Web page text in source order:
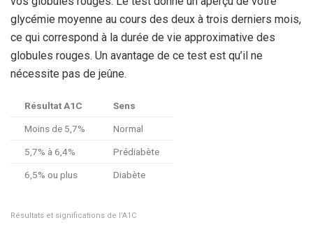
glycémie moyenne au cours des deux à trois derniers mois,
ce qui correspond à la durée de vie approximative des
globules rouges. Un avantage de ce test est qu’il ne
nécessite pas de jeûne.
Résultat A1C Sens
Moins de 5,7% Normal
5,7% à 6,4% Prédiabète
6,5% ou plus Diabète
Résultats et significations de l’A1C